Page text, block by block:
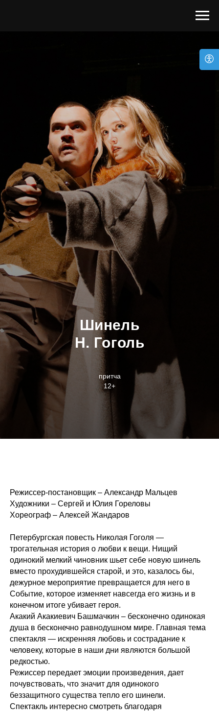
Шинель
Н. Гоголь
притча
12+
Режиссер-постановщик – Александр Мальцев
Художники – Сергей и Юлия Гореловы
Хореограф – Алексей Жандаров
Петербургская повесть Николая Гоголя —
трогательная история о любви к вещи. Нищий
одинокий мелкий чиновник шьет себе новую шинель
вместо прохудившейся старой, и это, казалось бы,
дежурное мероприятие превращается для него в
Событие, которое изменяет навсегда его жизнь и в
конечном итоге убивает героя.
Акакий Акакиевич Башмачкин – бесконечно одинокая
душа в бесконечно равнодушном мире. Главная тема
спектакля — искренняя любовь и сострадание к
человеку, которые в наши дни являются большой
редкостью.
Режиссер передает эмоции произведения, дает
почувствовать, что значит для одинокого
беззащитного существа тепло его шинели.
Спектакль интересно смотреть благодаря